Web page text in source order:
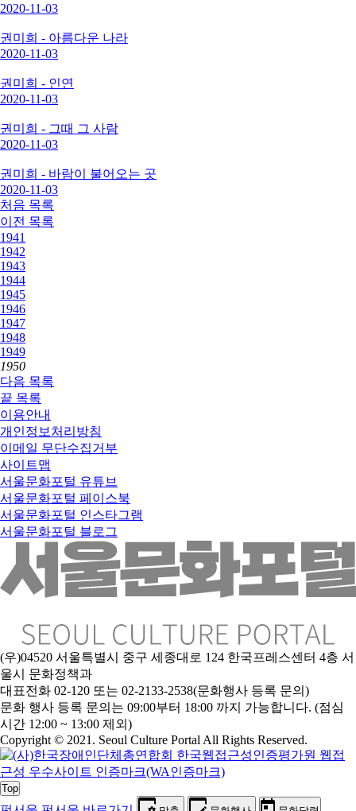
2020-11-03
권미희 - 아름다운 나라
2020-11-03
권미희 - 인연
2020-11-03
권미희 - 그때 그 사람
2020-11-03
권미희 - 바람이 불어오는 곳
2020-11-03
처음 목록
이전 목록
1941
1942
1943
1944
1945
1946
1947
1948
1949
1950
다음 목록
끝 목록
이용안내
개인정보처리방침
이메일 무단수집거부
사이트맵
서울문화포털 유튜브
서울문화포털 페이스북
서울문화포털 인스타그램
서울문화포털 블로그
(우)04520 서울특별시 중구 세종대로 124 한국프레스센터 4층 서
울시 문화정책과
대표전화 02-120 또는 02-2133-2538(문화행사 등록 문의)
문화 행사 등록 문의는 09:00부터 18:00 까지 가능합니다. (점심
시간 12:00 ~ 13:00 제외)
Copyright © 2021. Seoul Culture Portal All Rights Reserved.
Top